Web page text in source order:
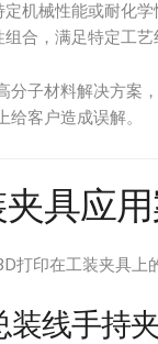
定机械性能或耐化
合，满足特定工艺
分子材料解决方案，
给客户造成误解。
具应
打印在工装夹具上
装线手持